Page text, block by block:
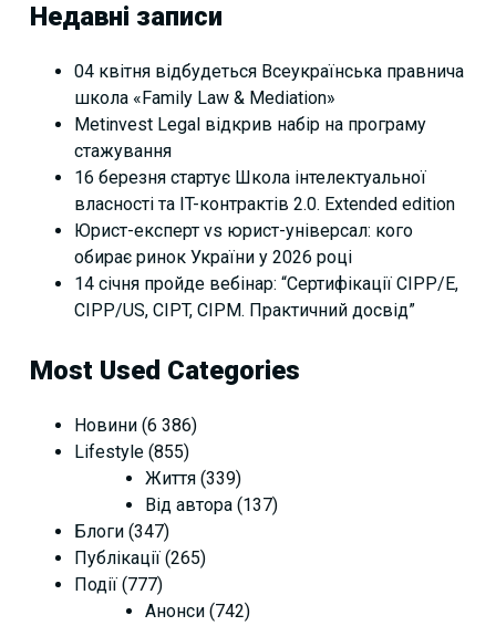
Недавні записи
04 квітня відбудеться Всеукраїнська правнича
школа «Family Law & Mediation»
Metinvest Legal відкрив набір на програму
стажування
16 березня стартує Школа інтелектуальної
власності та IT-контрактів 2.0. Extended edition
Юрист-експерт vs юрист-універсал: кого
обирає ринок України у 2026 році
14 січня пройде вебінар: “Сертифікації СІРР/Е,
CIPP/US, CIPT, CIPM. Практичний досвід”
Most Used Categories
Новини (6 386)
Lifestyle (855)
Життя (339)
Від автора (137)
Блоги (347)
Публікації (265)
Події (777)
Анонси (742)